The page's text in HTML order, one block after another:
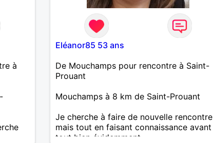
à
Eléanor85 53 ans
De Mouchamps pour rencontre à Saint-
Prouant
Mouchamps à 8 km de Saint-Prouant
Je cherche à faire de nouvelle rencontre
mais tout en faisant connaissance avant
tout bien évidemment...